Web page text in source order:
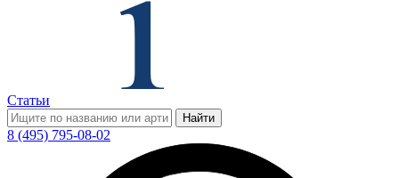
Статьи
Найти
8 (495) 795-08-02